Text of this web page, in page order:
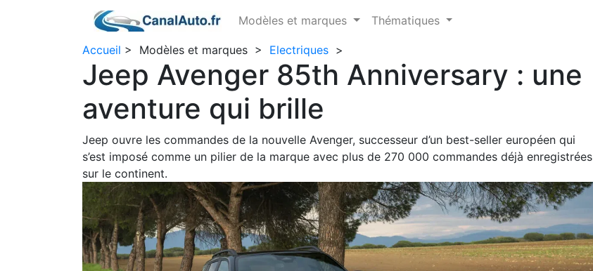
Modèles et marques Thématiques
Accueil > Modèles et marques > Electriques >
Jeep Avenger 85th Anniversary : une
aventure qui brille
Jeep ouvre les commandes de la nouvelle Avenger, successeur d’un best-seller européen qui
s’est imposé comme un pilier de la marque avec plus de 270 000 commandes déjà enregistrées
sur le continent.